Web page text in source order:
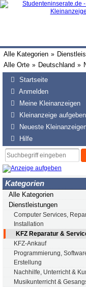
Alle Kategorien »
Alle Orte » Deutschland »
Startseite
Anmelden
Meine Kleinanzeigen
Kleinanzeige aufgeben
Neueste
Hilfe
Kategorien
Alle Kategorien
Dienstleistungen
Computer Services,
Installation
KFZ Reparatur &
KFZ-Ankauf
Programmierung,
Erstellung
Nachhilfe, Unterricht &
Musikunterricht &